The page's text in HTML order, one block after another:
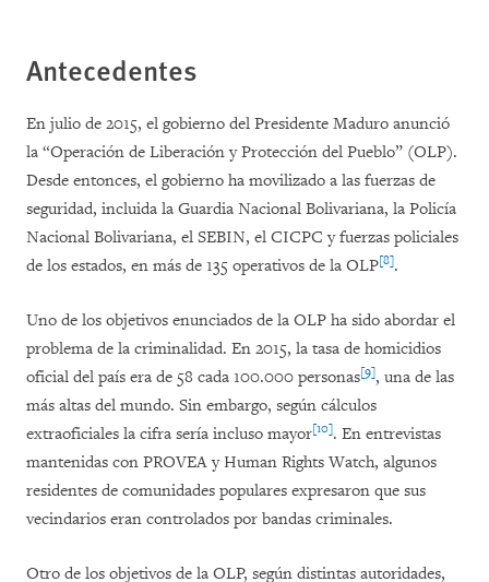
Antecedentes
En julio de 2015, el gobierno del Presidente Maduro anunció
la “Operación de Liberación y Protección del Pueblo” (OLP).
Desde entonces, el gobierno ha movilizado a las fuerzas de
seguridad, incluida la Guardia Nacional Bolivariana, la Policía
Nacional Bolivariana, el SEBIN, el CICPC y fuerzas policiales
de los estados, en más de 135 operativos de la OLP[8].
Uno de los objetivos enunciados de la OLP ha sido abordar el
problema de la criminalidad. En 2015, la tasa de homicidios
oficial del país era de 58 cada 100.000 personas[9], una de las
más altas del mundo. Sin embargo, según cálculos
extraoficiales la cifra sería incluso mayor[10]. En entrevistas
mantenidas con PROVEA y Human Rights Watch, algunos
residentes de comunidades populares expresaron que sus
vecindarios eran controlados por bandas criminales.
Otro de los objetivos de la OLP, según distintas autoridades,